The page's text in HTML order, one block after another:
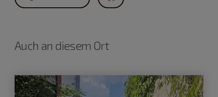
Auch an diesem Ort